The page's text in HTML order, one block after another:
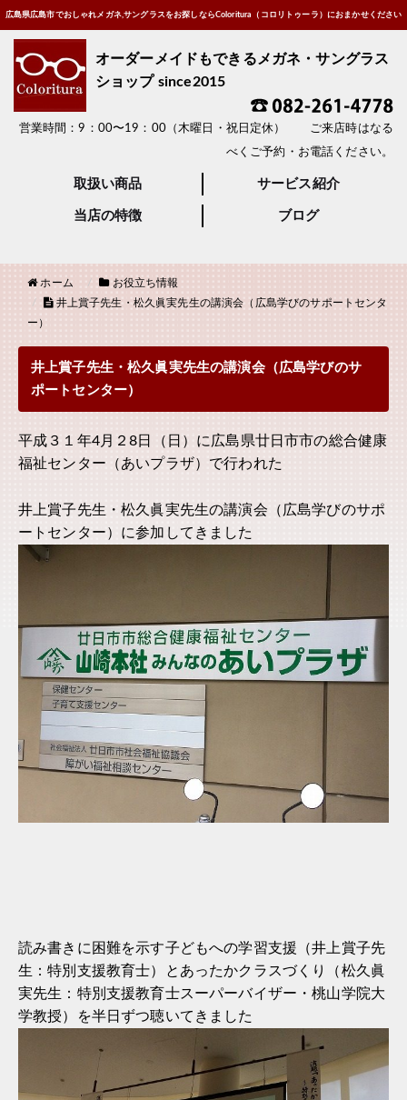
広島県広島市でおしゃれメガネ,サングラスをお探しならColoritura（コロリトゥーラ）におまかせください
オーダーメイドもできるメガネ・サングラス
ショップ since2015
営業時間：9：00〜19：00（木曜日・祝日定休） ご来店時はなる
べくご予約・お電話ください。
取扱い商品 サービス紹介
当店の特徴 ブログ
ホーム
お役立ち情報
井上賞子先生・松久眞実先生の講演会（広島学びのサポートセンタ
ー）
井上賞子先生・松久眞実先生の講演会（広島学びのサ
ポートセンター）
平成３１年4月２8日（日）に広島県廿日市市の総合健康
福祉センター（あいプラザ）で行われた
井上賞子先生・松久眞実先生の講演会（広島学びのサポ
ートセンター）に参加してきました
読み書きに困難を示す子どもへの学習支援（井上賞子先
生：特別支援教育士）とあったかクラスづくり（松久眞
実先生：特別支援教育士スーパーバイザー・桃山学院大
学教授）を半日ずつ聴いてきました